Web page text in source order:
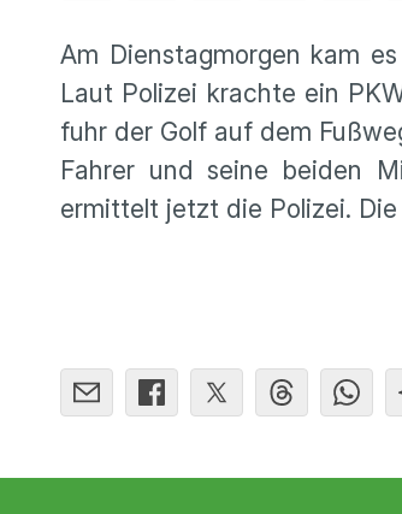
Am Dienstagmorgen kam
Laut Polizei krachte ein
fuhr der Golf auf dem
Fahrer und seine beiden
ermittelt jetzt die Polizei.